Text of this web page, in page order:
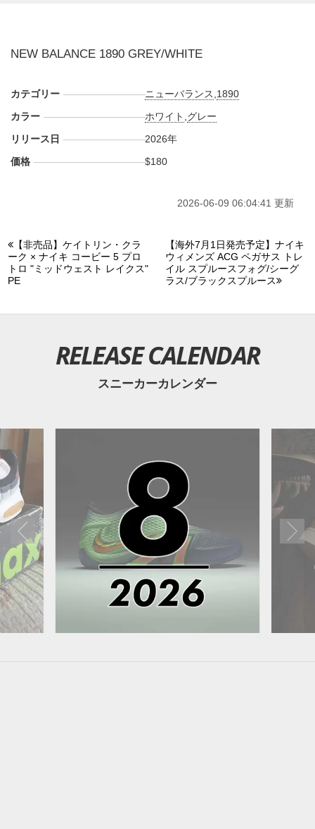
ソールは明るいホワイト系でまとめ、重厚なソールユニット
やブラックのアウトソールが、柔らかな配色の中にメカニカ
海外では2026年にNew Balanceにて発売予定。価格は$180。
また新たな情報が入り次第、スニーカーウォーズの
Facebookなどで報告したい。
NEW BALANCE 1890 GREY/WHITE
カテゴリー ニューバランス 1890
カラー
ホワイト グレー
リリース日
2026年
価格
$180
2026-06-09 06:04:41 更新
【非売品】ケイトリン・クラ
ーク × ナイキ コービー 5 プロ
トロ "ミッドウェスト レイクス"
PE
【海外7月1日発売予定】ナイキ
ウィメンズ ACG ペガサス トレ
イル スプルースフォグ/シーグ
ラス/ブラックスプルース
RELEASE CALENDAR
スニーカーカレンダー